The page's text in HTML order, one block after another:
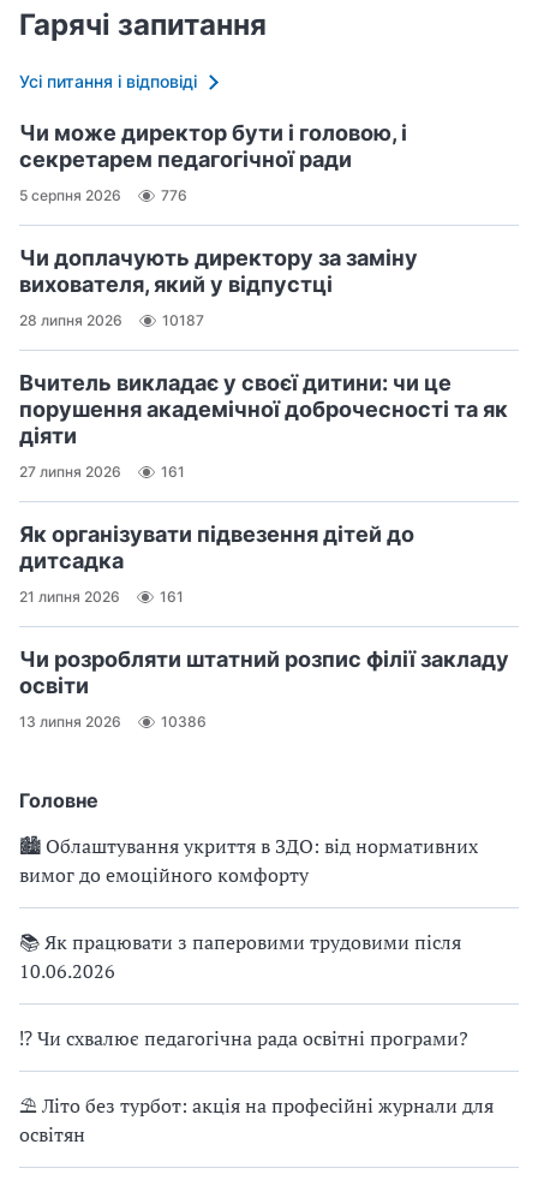
Головне
🏙 Облаштування укриття в ЗДО: від нормативних
вимог до емоційного комфорту
📚 Як працювати з паперовими трудовими після
10.06.2026
⁉ Чи схвалює педагогічна рада освітні програми?
⛱ Літо без турбот: акція на професійні журнали для
освітян
Гарячі запитання
Усі питання і відповіді
Чи може директор бути і головою, і
секретарем педагогічної ради
5 серпня 2026 776
Чи доплачують директору за заміну
вихователя, який у відпустці
28 липня 2026 10187
Вчитель викладає у своєї дитини: чи це
порушення академічної доброчесності та як
діяти
27 липня 2026 161
Як організувати підвезення дітей до
дитсадка
21 липня 2026 161
Чи розробляти штатний розпис філії закладу
освіти
13 липня 2026 10386